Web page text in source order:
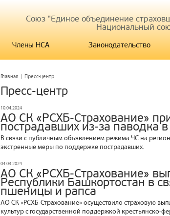
Союз "Единое объединение
Национальный
Члены НСА Законодательство
Главная | Пресс-центр
Пресс-центр
10.04.2024
АО СК «РСХБ-Страхование»
пострадавших из-за паводка
В связи с публичным объявлением режима ЧС на
экстренные меры по поддержке пострадавших.
04.03.2024
АО СК «РСХБ-Страхование»
Республики Башкортостан в
пшеницы и рапса
АО СК «РСХБ-Страхование» осуществило страховую
культур с государственной поддержкой крестьянско-